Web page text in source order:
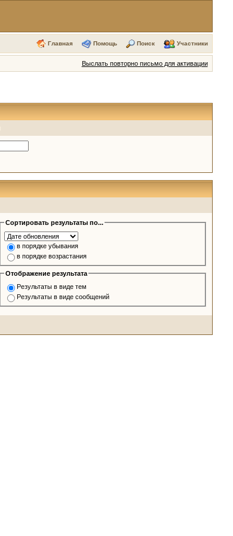
Главная Помощь Поиск Участники
Выслать повторно письмо для активации
Сортировать результаты по...
в порядке убывания
в порядке возрастания
Отображение результата
Результаты в виде тем
Результаты в виде сообщений